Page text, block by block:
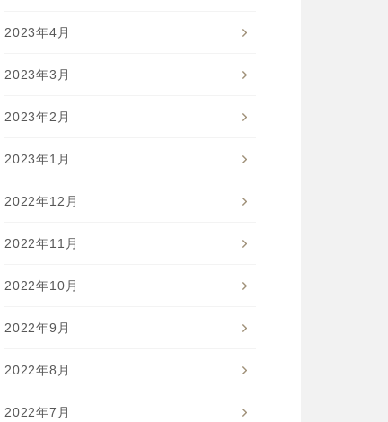
2023年4月
2023年3月
2023年2月
2023年1月
2022年12月
2022年11月
2022年10月
2022年9月
2022年8月
2022年7月